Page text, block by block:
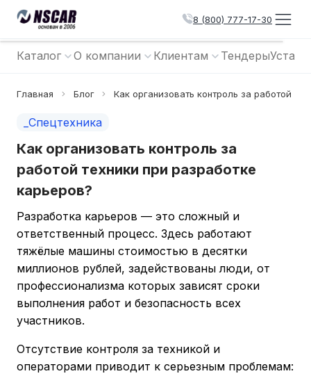
8 (800) 777-17-30
Каталог О компании Клиентам Тендеры
Главная Блог Как организовать контроль за работой
_Спецтехника
Как организовать контроль за
работой техники при разработке
карьеров?
Разработка карьеров — это сложный и
ответственный процесс. Здесь работают
тяжёлые машины стоимостью в десятки
миллионов рублей, задействованы люди, от
профессионализма которых зависят сроки
выполнения работ и безопасность всех
участников.
Отсутствие контроля за техникой и
операторами приводит к серьезным проблемам: